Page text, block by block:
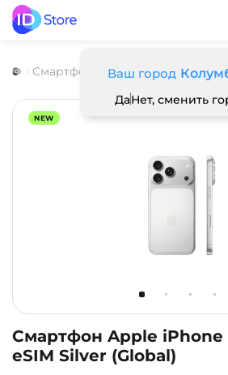
Ваш город
ДаНет, сменить
Смартфоны Apple Apple
NEW
Смартфон Apple iPhone
eSIM Silver (Global)